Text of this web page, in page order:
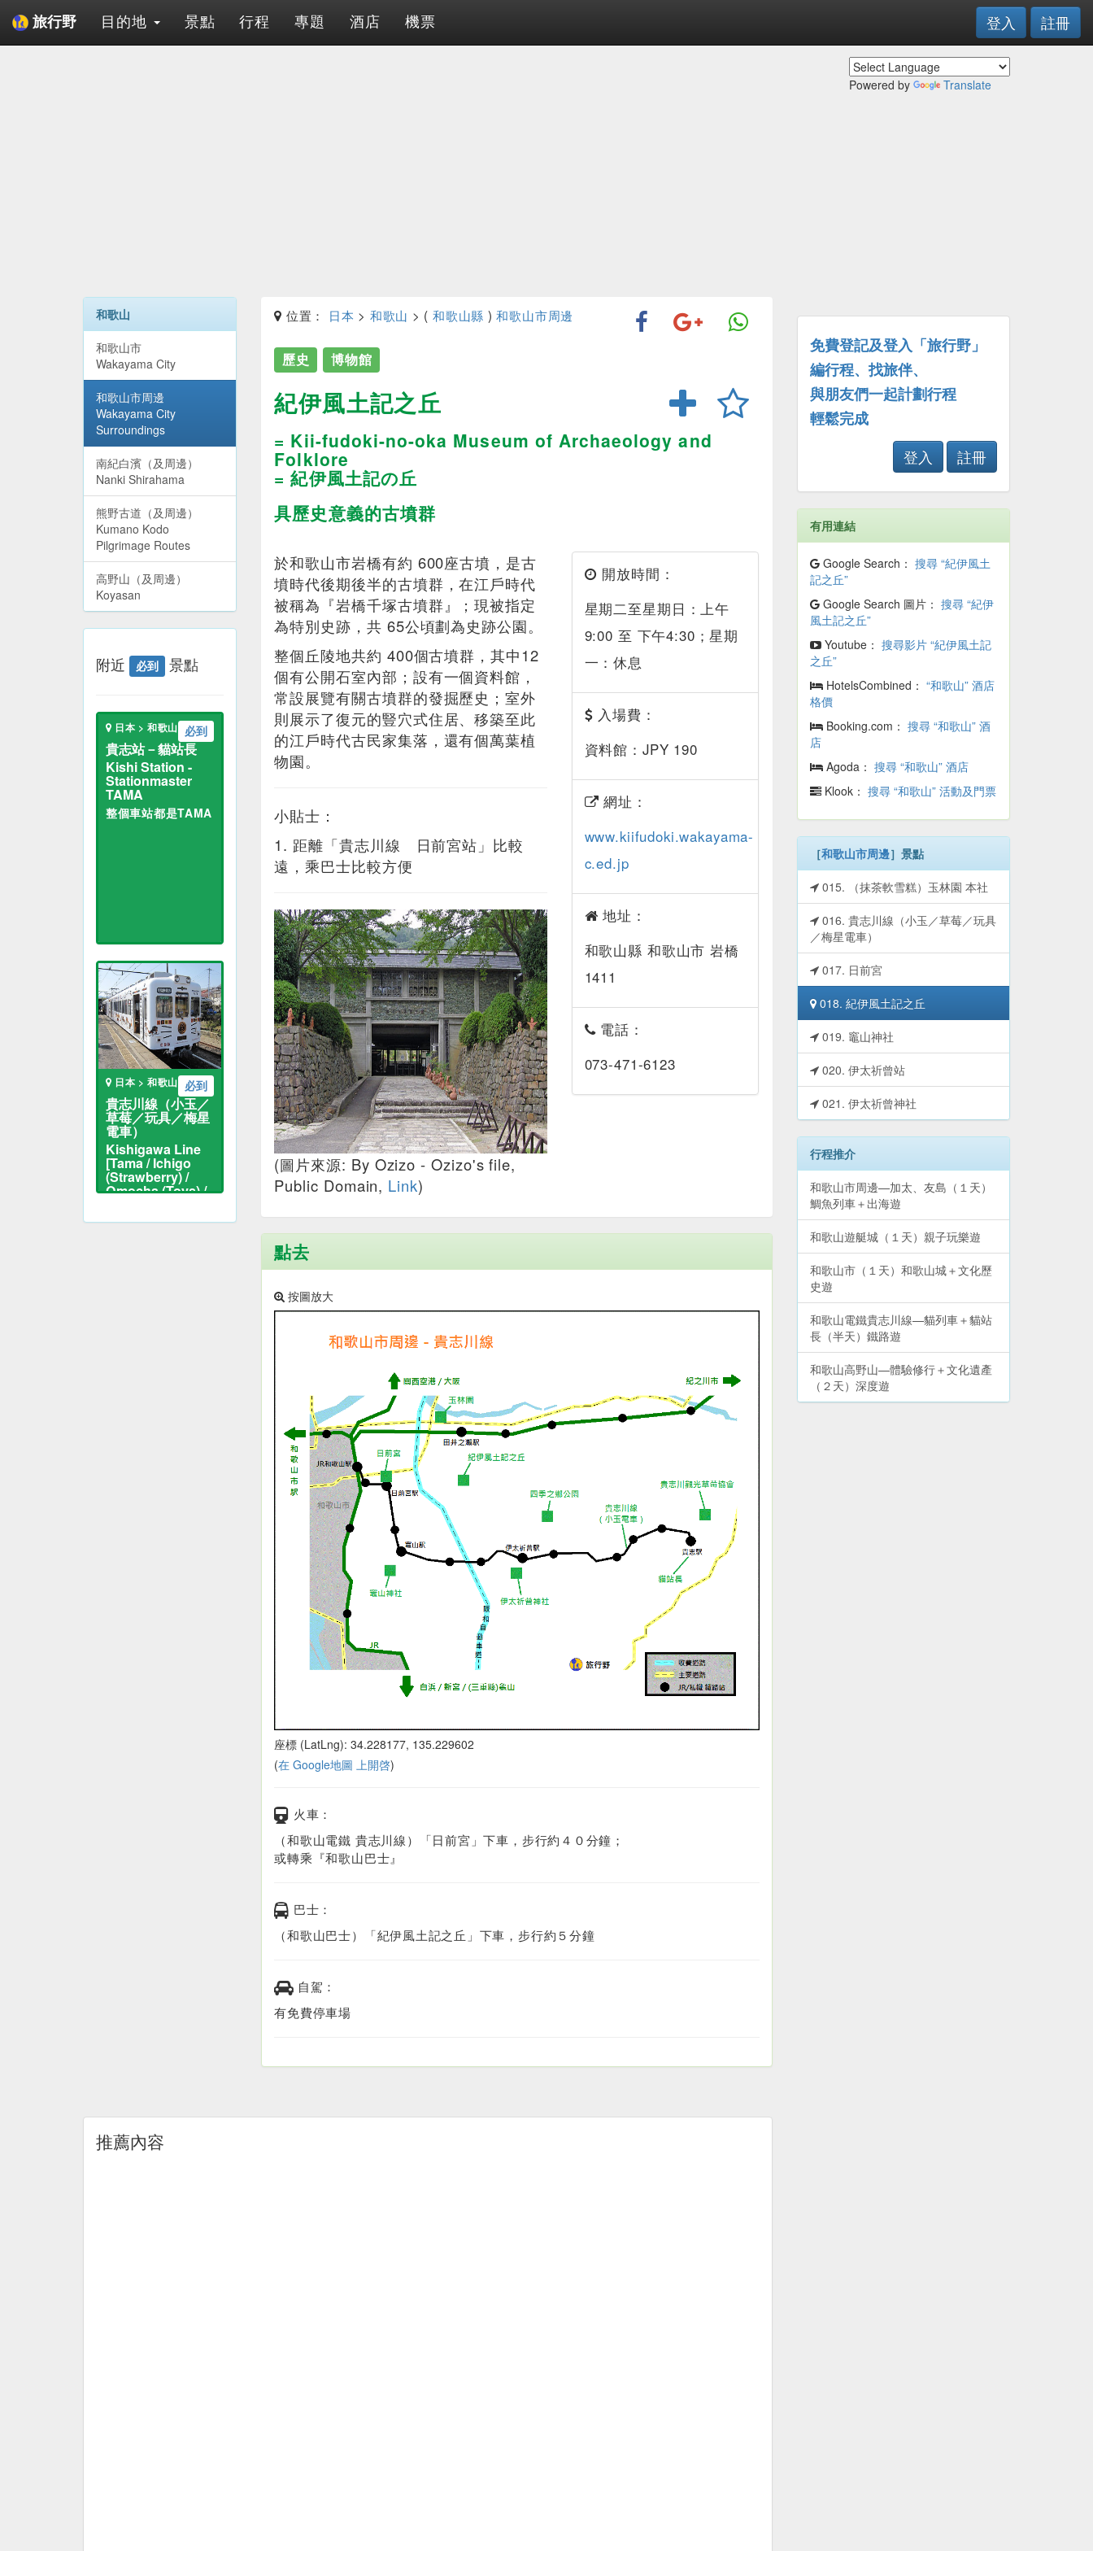
旅行野 目的地 景點 行程 專題 酒店 機票 登入 註冊
Powered by Translate
和歌山
和歌山市
Wakayama City
和歌山市周邊
Wakayama City
Surroundings
南紀白濱（及周邊）
Nanki Shirahama
熊野古道（及周邊）
Kumano Kodo
Pilgrimage Routes
高野山（及周邊）
Koyasan
附近 必到 景點
必到
日本 > 和歌山
貴志站－貓站長
Kishi Station -
Stationmaster
TAMA
整個車站都是TAMA
必到
日本 > 和歌山
貴志川線（小玉／
草莓／玩具／梅星
電車）
Kishigawa Line
[Tama / Ichigo
(Strawberry) /
Omocha (Toys) /
貓站長與貓電車
位置： 日本 > 和歌山 > (和歌山縣 )和歌山市周邊
歷史 博物館
紀伊風土記之丘
= Kii-fudoki-no-oka Museum of Archaeology and
Folklore
= 紀伊風土記の丘
具歷史意義的古墳群
於和歌山市岩橋有約 600座古墳，是古
墳時代後期後半的古墳群，在江戶時代
被稱為『岩橋千塚古墳群』；現被指定
為特別史跡，共 65公頃劃為史跡公園。
整個丘陵地共約 400個古墳群，其中12
個有公開石室內部；設有一個資料館，
常設展覽有關古墳群的發掘歷史；室外
則展示了復元的豎穴式住居、移築至此
的江戶時代古民家集落，還有個萬葉植
物園。
小貼士：
1. 距離「貴志川線 日前宮站」比較
遠，乘巴士比較方便
(圖片來源: By Ozizo - Ozizo's file,
Public Domain, Link)
開放時間：
星期二至星期日：上午
9:00 至 下午4:30；星期
一：休息
入場費：
資料館：JPY 190
網址：
www.kiifudoki.wakayama-
c.ed.jp
地址：
和歌山縣 和歌山市 岩橋
1411
電話：
073-471-6123
點去
按圖放大
座標 (LatLng): 34.228177, 135.229602
(在 Google地圖 上開啓)
火車：
（和歌山電鐵 貴志川線）「日前宮」下車，步行約４０分鐘；
或轉乘『和歌山巴士』
巴士：
（和歌山巴士）「紀伊風土記之丘」下車，步行約５分鐘
自駕：
有免費停車場
推薦內容
免費登記及登入「旅行野」
編行程、找旅伴、
與朋友們一起計劃行程
輕鬆完成
登入
註冊
有用連結
Google Search： 搜尋 “紀伊風土
記之丘”
Google Search 圖片： 搜尋 “紀伊
風土記之丘”
Youtube： 搜尋影片 “紀伊風土記
之丘”
HotelsCombined： “和歌山” 酒店
格價
Booking.com： 搜尋 “和歌山” 酒
店
Agoda： 搜尋 “和歌山” 酒店
Klook： 搜尋 “和歌山” 活動及門票
［和歌山市周邊］景點
015. （抹茶軟雪糕）玉林園 本社
016. 貴志川線（小玉／草莓／玩具
／梅星電車）
017. 日前宮
018. 紀伊風土記之丘
019. 竈山神社
020. 伊太祈曾站
021. 伊太祈曾神社
行程推介
和歌山市周邊—加太、友島（１天）
鯛魚列車＋出海遊
和歌山遊艇城（１天）親子玩樂遊
和歌山市（１天）和歌山城＋文化歷
史遊
和歌山電鐵貴志川線—貓列車＋貓站
長（半天）鐵路遊
和歌山高野山—體驗修行＋文化遺產
（２天）深度遊